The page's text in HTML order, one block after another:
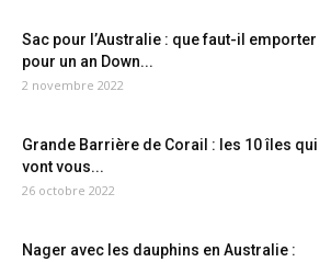
Sac pour l’Australie : que faut-il emporter
pour un an Down...
2 novembre 2022
Grande Barrière de Corail : les 10 îles qui
vont vous...
26 octobre 2022
Nager avec les dauphins en Australie :